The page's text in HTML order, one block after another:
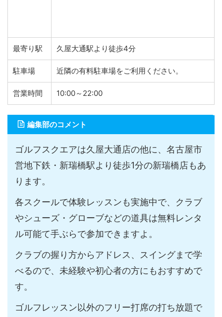
最寄り駅 久屋大通駅より徒歩4分
駐車場 近隣の有料駐車場をご利用ください。
営業時間 10:00～22:00
編集部のコメント
ゴルフスクエアは久屋大通店の他に、名古屋市
営地下鉄・新瑞橋駅より徒歩1分の新瑞橋店もあ
ります。
各スクールで体験レッスンも実施中で、クラブ
やシューズ・グローブなどの道具は無料レンタ
ル可能て手ぶらで参加できますよ。
クラブの握り方からアドレス、スイングまで学
べるので、未経験や初心者の方にもおすすめで
す。
ゴルフレッスン以外のフリー打席の打ち放題で